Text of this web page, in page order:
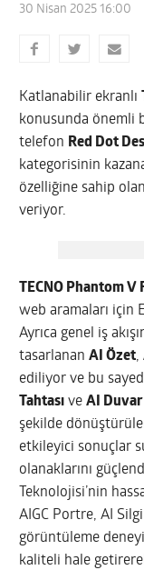
30 Nisan 2025 16:00
Katlanabilir ekranlı
konusunda önemli
telefon Red Dot
kategorisinin
özelliğine sahip
veriyor.
TECNO Phantom V
web aramaları için
Ayrıca genel iş
tasarlananAI Özet,
ediliyor ve bu
Tahtası veAI Duvar
şekilde
etkileyici sonuçlar
olanaklarını
Teknolojisi’nin
AIGC Portre, AI
görüntüleme
kaliteli hale